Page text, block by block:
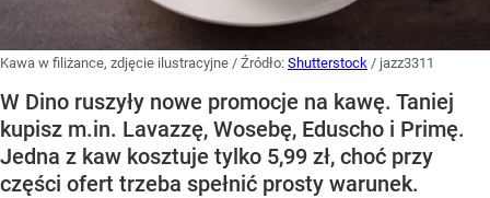
Kawa w filiżance, zdjęcie ilustracyjne / Źródło: Shutterstock / jazz3311
W Dino ruszyły nowe promocje na kawę. Taniej
kupisz m.in. Lavazzę, Wosebę, Eduscho i Primę.
Jedna z kaw kosztuje tylko 5,99 zł, choć przy
części ofert trzeba spełnić prosty warunek.